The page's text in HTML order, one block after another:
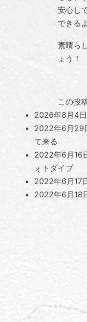
安心し
できる
素晴ら
ょう！
この投
2026年8月4日
2022年6月29
て来る
2022年6月16
ォトダイブ
2022年6月17
2022年6月18